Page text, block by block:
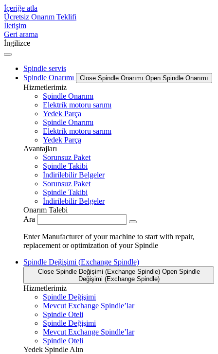
İçeriğe atla
Ücretsiz Onarım Teklifi
İletişim
Geri arama
İngilizce
Spindle servis
Spindle Onarımı
Close Spindle Onarımı Open Spindle Onarımı
Hizmetlerimiz
Spindle Onarımı
Elektrik motoru sarımı
Yedek Parça
Spindle Onarımı
Elektrik motoru sarımı
Yedek Parça
Avantajları
Sorunsuz Paket
Spindle Takibi
İndirilebilir Belgeler
Sorunsuz Paket
Spindle Takibi
İndirilebilir Belgeler
Onarım Talebi
Ara
Enter Manufacturer of your machine to start with repair,
replacement or optimization of your Spindle
Spindle Değişimi (Exchange Spindle)
Close Spindle Değişimi (Exchange Spindle) Open Spindle
Değişimi (Exchange Spindle)
Hizmetlerimiz
Spindle Değişimi
Mevcut Exchange Spindle’lar
Spindle Oteli
Spindle Değişimi
Mevcut Exchange Spindle’lar
Spindle Oteli
Yedek Spindle Alın